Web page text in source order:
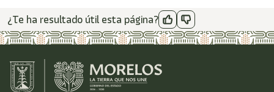
¿Te ha resultado útil esta página?